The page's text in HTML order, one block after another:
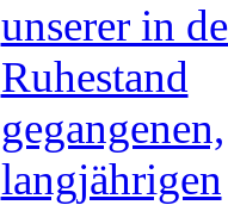
unserer in
Ruhestand
gegangenen,
langjährigen